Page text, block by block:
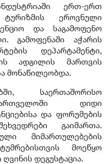
ერთ-ერთ
ეროვნული
და საგამოფენო
გამოფენაში აჭარის
დეპარტამენტი,
ადგილის მართვის
მონაწილეობდა.
საერთაშორისო
დიდი
და ფორუმების
გაიმართა.
მიმართულებების
მოეწყო
დეგუსტაცია.